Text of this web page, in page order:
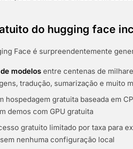
do hugging face
Face é surpreendentemente
modelos entre centenas de
tradução, sumarização e muito
hospedagem gratuita baseada em
demos com GPU gratuita
gratuito limitado por taxa para
nenhuma configuração local